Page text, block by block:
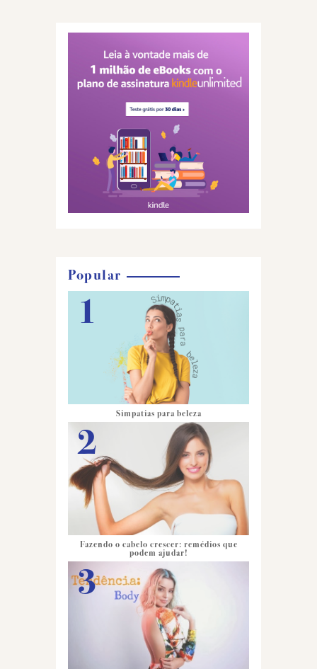
Popular
Simpatias para beleza
Fazendo o cabelo crescer: remédios que
podem ajudar!